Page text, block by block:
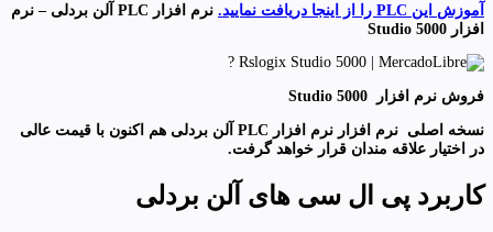
آموزش این PLC را از اینجا دریافت نمایید.
نرم افزار PLC آلن بردلی – نرم
افزار Studio 5000
فروش نرم افزار Studio 5000
نسخه اصلی نرم افزار نرم افزار PLC آلن بردلی هم اکنون با قیمت عالی
در اختیار علاقه مندان قرار خواهد گرفت.
کاربرد پی ال سی های آلن بردلی